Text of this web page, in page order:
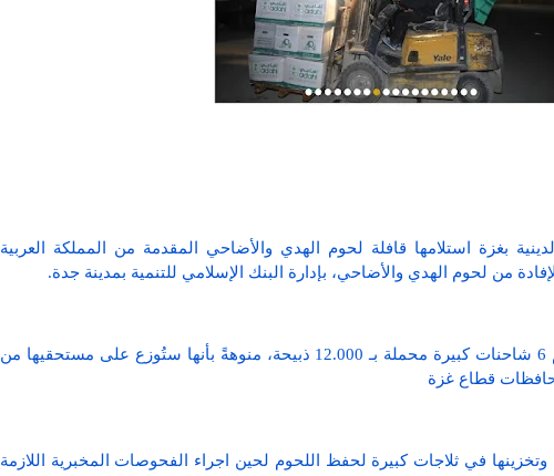
بغزة استلامها قافلة لحوم الهدي والأضاحي المقدمة من المملكة العربية
من لحوم الهدي والأضاحي، بإدارة البنك الإسلامي للتنمية بمدينة جدة.
وأوضحت الأوقاف أن القافلة تضم 6 شاحنات كبيرة محملة بـ 12.000 ذبيحة، منوهةً بأنها ستُوزع على مستحقيها من
قطاع غزة
في ثلاجات كبيرة لحفظ اللحوم لحين اجراء الفحوصات المخبرية اللازمة